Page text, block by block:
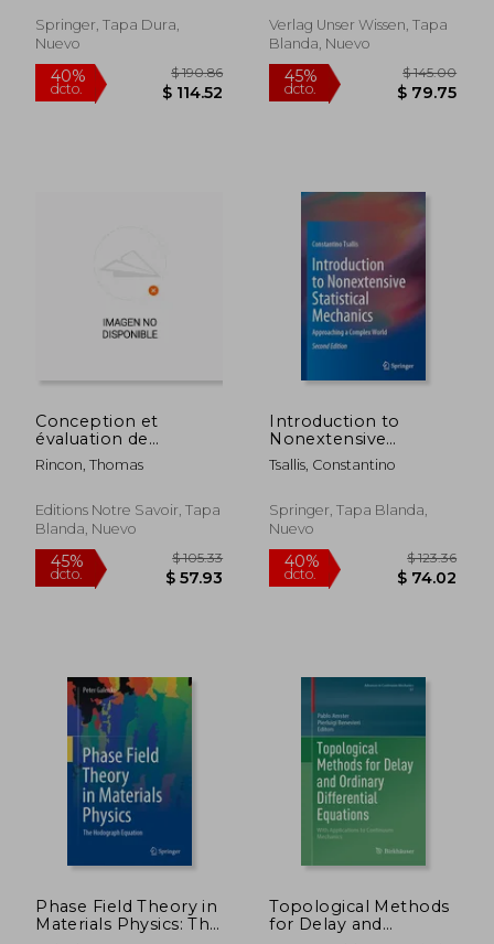
45%
dcto. $ 57.93
40%
dcto. $
45% $ 112.90 45% $
Springer, Tapa Dura,
Nuevo
Verlag Unser Wissen, Tapa
Blanda, Nuevo
Conception et
évaluation de
l'échangeur Aspen
(en Francés)
Rincon, Thomas
Editions Notre Savoir, Tapa
Blanda, Nuevo
Introduction to
Nonextensive
Statistical Mechanics:
Approaching a
Inglés)
Tsallis, Constantino
Springer, Tapa Blanda,
Nuevo
Phase Field Theory in
Materials Physics: The
Topological Methods
for Delay and